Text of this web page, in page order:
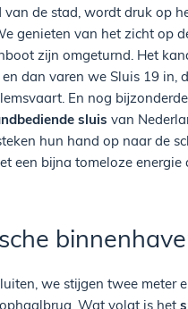
van de stad, wordt druk op
genieten van het zicht op
zijn omgeturnd. Het
dan varen we Sluis 19 in,
En nog
sluis van
hun hand op naar de
een bijna tomeloze
we stijgen twee meter
Wat volgt is het